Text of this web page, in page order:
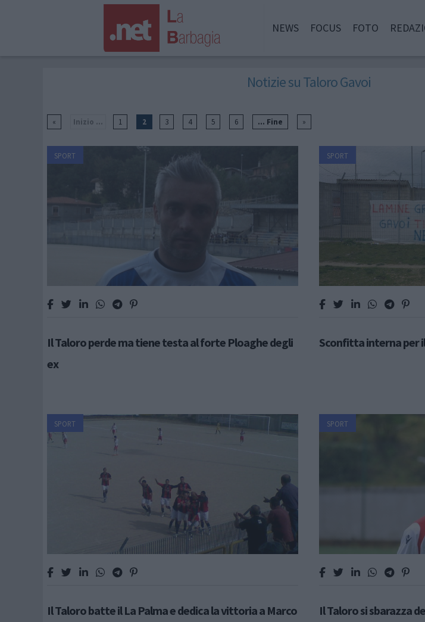
NEWS FOCUS FOTO
Notizie su Taloro Gavoi
« Inizio ... 1 2 3 4 5 6 ... Fine »
SPORT
Il Taloro perde ma tiene testa al forte Ploaghe degli
ex
SPORT
Sconfitta interna per
SPORT
Il Taloro batte il La Palma e dedica la vittoria a Marco
SPORT
Il Taloro si sbarazza